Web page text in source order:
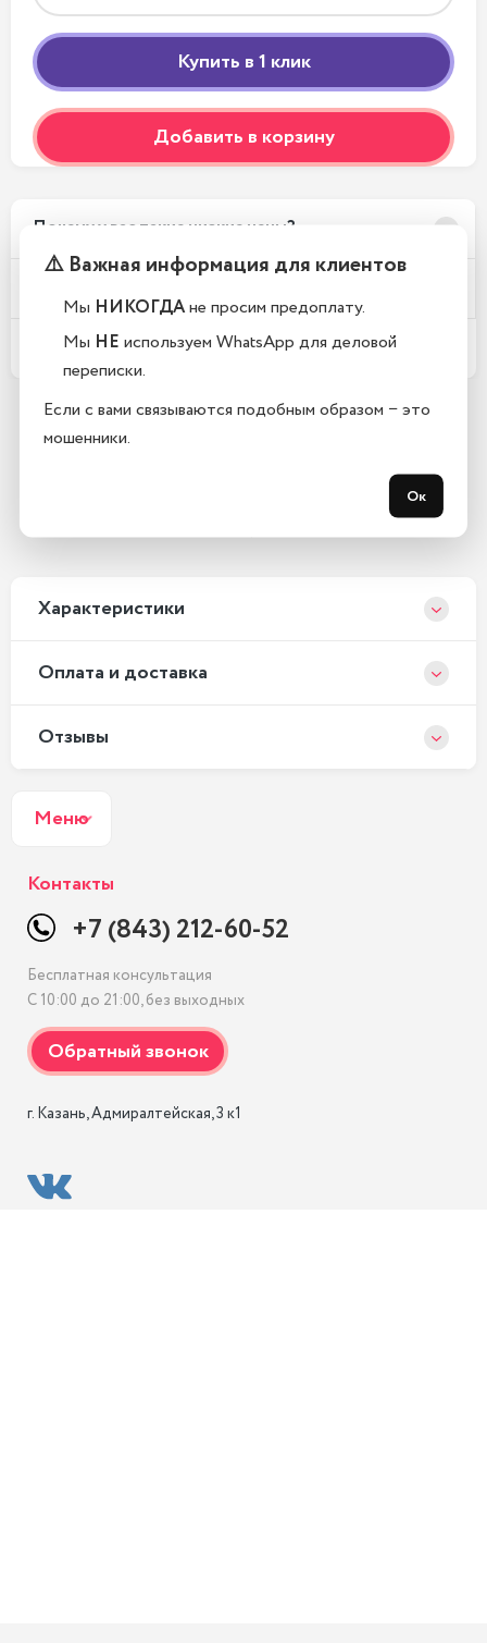
Добавить в корзину
Почему у вас такие низкие цены?
Какой срок гарантии?
Xарактеристики
Оплата и доставка
Отзывы
Меню
Контакты
+7 (843) 212-60-52
Бесплатная консультация
С 10:00 до 21:00, без выходных
г. Казань, Адмиралтейская, 3 к1
⚠️ Важная информация для клиентов
Мы НИКОГДАне просим предоплату.
Мы НЕ используем WhatsApp для деловой
переписки.
Если с вами связываются подобным образом − это
мошенники.
Ок